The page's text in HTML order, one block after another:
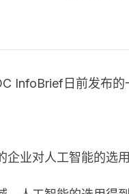
InfoBrief日前发布的
企业对人工智能的选